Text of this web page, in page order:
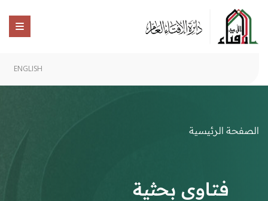
ENGLISH
الصفحة الرئيسية
فتاوى بحثية